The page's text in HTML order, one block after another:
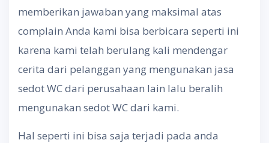
memberikan jawaban yang maksimal atas
complain Anda kami bisa berbicara seperti ini
karena kami telah berulang kali mendengar
cerita dari pelanggan yang mengunakan jasa
sedot WC dari perusahaan lain lalu beralih
mengunakan sedot WC dari kami.
Hal seperti ini bisa saja terjadi pada anda